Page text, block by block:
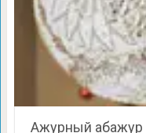
Ажурный абажур